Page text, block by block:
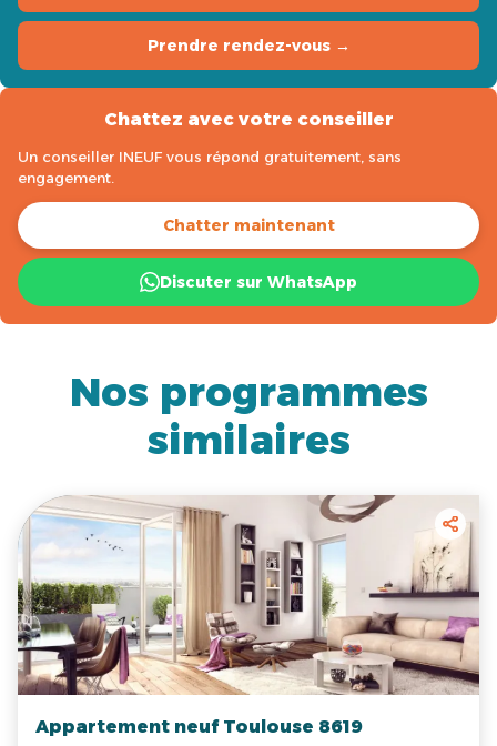
Prendre rendez-vous →
Chattez avec votre conseiller
Un conseiller INEUF vous répond gratuitement, sans
engagement.
Chatter maintenant
Discuter sur WhatsApp
Nos programmes
similaires
Appartement neuf Toulouse 8619